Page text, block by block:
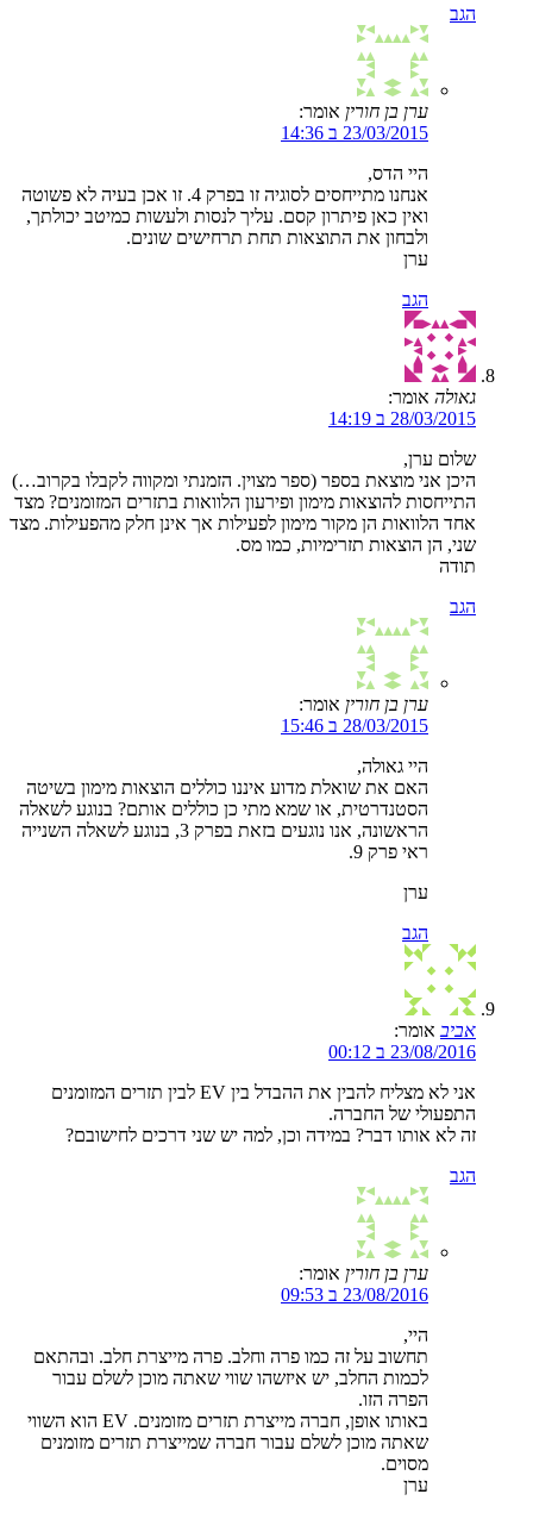
הגב
ערן בן חורין אומר:
23/03/2015 ב 14:36
היי הדס,
אנחנו מתייחסים לסוגיה זו בפרק 4. זו אכן בעיה לא פשוטה
ואין כאן פיתרון קסם. עליך לנסות ולעשות כמיטב יכולתך,
ולבחון את התוצאות תחת תרחישים שונים.
ערן
הגב
גאולה אומר:
28/03/2015 ב 14:19
שלום ערן,
היכן אני מוצאת בספר (ספר מצוין. הזמנתי ומקווה לקבלו בקרוב…)
התייחסות להוצאות מימון ופירעון הלוואות בתזרים המזומנים? מצד
אחד הלוואות הן מקור מימון לפעילות אך אינן חלק מהפעילות. מצד
שני, הן הוצאות תזרימיות, כמו מס.
תודה
הגב
ערן בן חורין אומר:
28/03/2015 ב 15:46
היי גאולה,
האם את שואלת מדוע איננו כוללים הוצאות מימון בשיטה
הסטנדרטית, או שמא מתי כן כוללים אותם? בנוגע לשאלה
הראשונה, אנו נוגעים בזאת בפרק 3, בנוגע לשאלה השנייה
ראי פרק 9.
ערן
הגב
אביב אומר:
23/08/2016 ב 00:12
אני לא מצליח להבין את ההבדל בין EV לבין תזרים המזומנים
התפעולי של החברה.
זה לא אותו דבר? במידה וכן, למה יש שני דרכים לחישובם?
הגב
ערן בן חורין אומר:
23/08/2016 ב 09:53
היי,
תחשוב על זה כמו פרה וחלב. פרה מייצרת חלב. ובהתאם
לכמות החלב, יש איזשהו שווי שאתה מוכן לשלם עבור
הפרה הזו.
באותו אופן, חברה מייצרת תזרים מזומנים. EV הוא השווי
שאתה מוכן לשלם עבור חברה שמייצרת תזרים מזומנים
מסוים.
ערן